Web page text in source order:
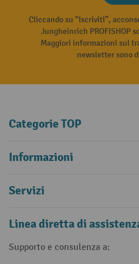
Cliccando su “Iscriviti”,
Jungheinrich PROFISHOP
Maggiori informazioni sul
newsletter sono
Categorie TOP
Informazioni
Servizi
Linea diretta di
Supporto e consulenza a: